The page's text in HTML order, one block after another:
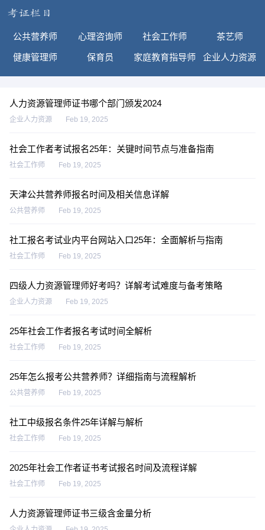
公共营养师 心理咨询师 社会工作师 茶艺师
健康管理师 保育员 家庭教育指导师 企业人力资源
人力资源管理师证书哪个部门颁发2024
企业人力资源 Feb 19, 2025
社会工作者考试报名25年：关键时间节点与准备指南
社会工作师 Feb 19, 2025
天津公共营养师报名时间及相关信息详解
公共营养师 Feb 19, 2025
社工报名考试业内平台网站入口25年：全面解析与指南
社会工作师 Feb 19, 2025
四级人力资源管理师好考吗？详解考试难度与备考策略
企业人力资源 Feb 19, 2025
25年社会工作者报名考试时间全解析
社会工作师 Feb 19, 2025
25年怎么报考公共营养师？详细指南与流程解析
公共营养师 Feb 19, 2025
社工中级报名条件25年详解与解析
社会工作师 Feb 19, 2025
2025年社会工作者证书考试报名时间及流程详解
社会工作师 Feb 19, 2025
人力资源管理师证书三级含金量分析